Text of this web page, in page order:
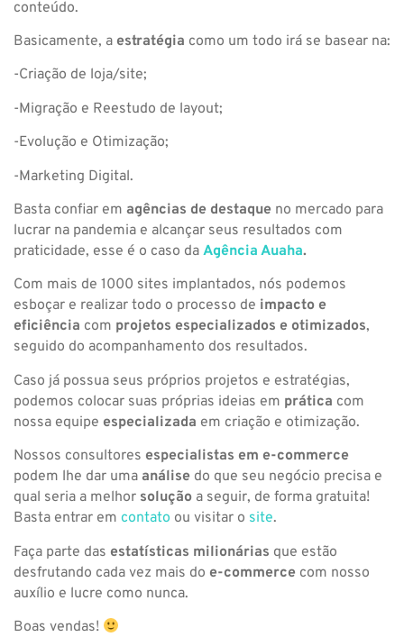
conteúdo.
Basicamente, a estratégia como um todo irá se basear na:
-Criação de loja/site;
-Migração e Reestudo de layout;
-Evolução e Otimização;
-Marketing Digital.
Basta confiar em agências de destaque no mercado para
lucrar na pandemia e alcançar seus resultados com
praticidade, esse é o caso da Agência Auaha.
Com mais de 1000 sites implantados, nós podemos
esboçar e realizar todo o processo de impacto e
eficiência com projetos especializados e otimizados,
seguido do acompanhamento dos resultados.
Caso já possua seus próprios projetos e estratégias,
podemos colocar suas próprias ideias em prática com
nossa equipe especializada em criação e otimização.
Nossos consultores especialistas em e-commerce
podem lhe dar uma análise do que seu negócio precisa e
qual seria a melhor solução a seguir, de forma gratuita!
Basta entrar em contato ou visitar o site.
Faça parte das estatísticas milionárias que estão
desfrutando cada vez mais do e-commerce com nosso
auxílio e lucre como nunca.
Boas vendas!